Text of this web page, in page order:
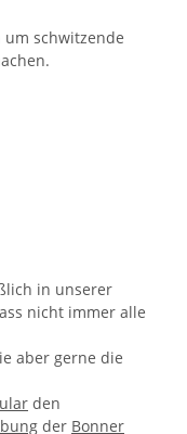
um schwitzende
in unserer
nicht immer alle
aber gerne die
den
der Bonner